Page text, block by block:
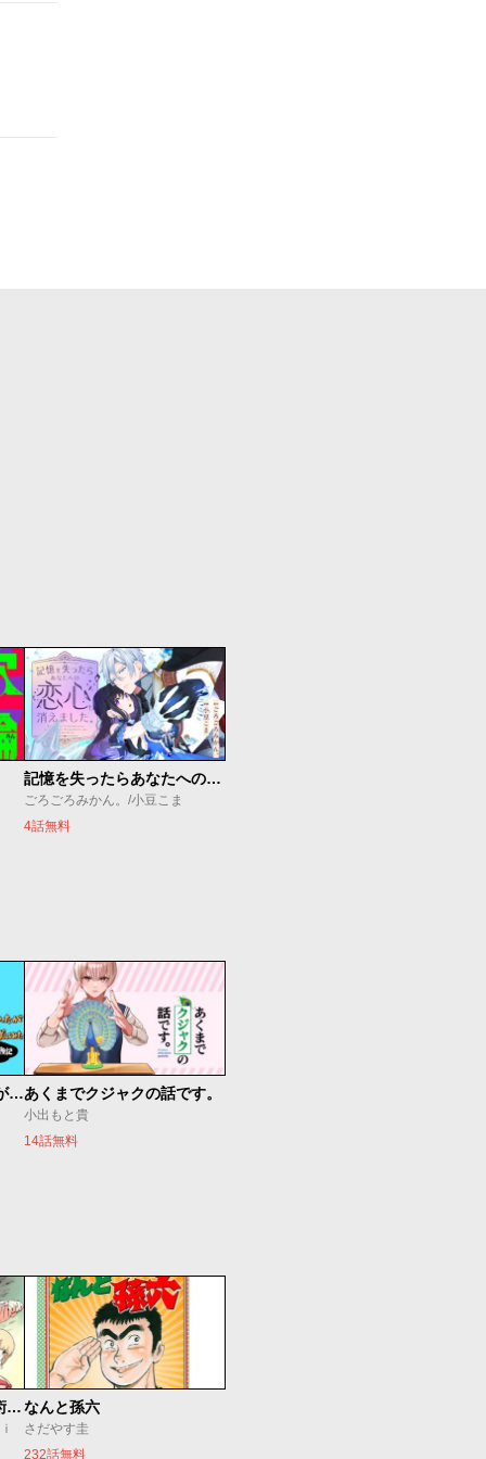
記憶を失ったらあなたへの恋心も消えました。
ごろごろみかん。/小豆こま
4話無料
約10年彼氏がいなかったが結婚できるか本気出してみた 32歳からのマチアプ冒険記あくまでクジャクの話です。
小出もと貴
14話無料
追放されたチート付与魔術師は気ままなセカンドライフを謳歌する。 ～俺は武器だけじゃなく、あらゆるものに『強化ポイント』を付与できるし、俺の意思でいつでも効果を解除できるけど、残った人たち大丈夫？～なんと孫六
さだやす圭
232話無料